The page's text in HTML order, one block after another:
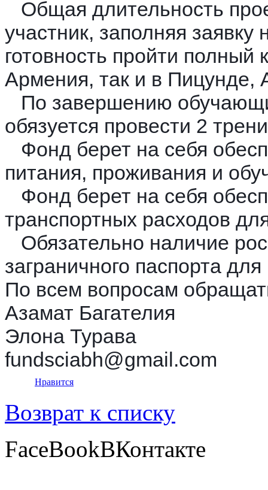
Общая длительность
участник, заполняя
готовность пройти полный
Армения, так и в Пицунде,
По завершению
обязуется провести 2
Фонд берет на себя
питания, проживания и
Фонд берет на себя
транспортных расходов
Обязательно наличие
заграничного паспорта
По всем вопросам
Азамат Багателия
Элона Турава
fundsciabh@gmail.com
Нравится
Возврат к списку
FaceBookВКонтакте